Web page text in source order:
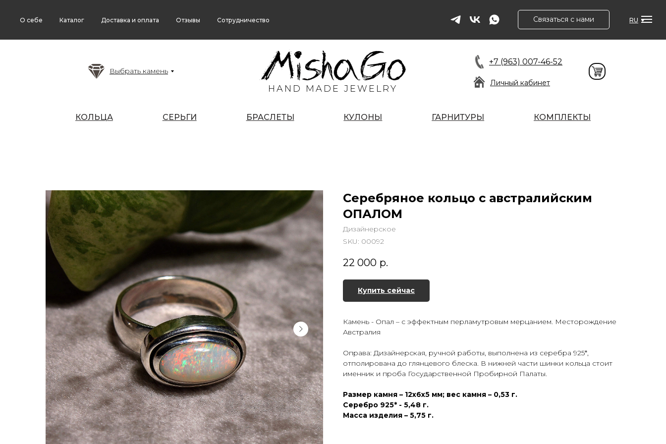
О себе Каталог Доставка и оплата Отзывы Сотрудничество Связаться с нами RU
HAND MADE JEWELRY
+7 (963) 007-46-52
Выбрать камень
Личный кабинет
КОЛЬЦА СЕРЬГИ БРАСЛЕТЫ КУЛОНЫ ГАРНИТУРЫ КОМПЛЕКТЫ
Серебряное кольцо с австралийским
ОПАЛОМ
Дизайнерское
SKU: 00092
22 000 р.
Купить сейчас
Камень - Опал – с эффектным перламутровым мерцанием. Месторождение
Австралия
Оправа: Дизайнерская, ручной работы, выполнена из серебра 925*,
отполирована до глянцевого блеска. В нижней части шинки кольца стоит
именник и проба Государственной Пробирной Палаты.
Размер камня – 12х6х5 мм; вес камня – 0,53 г.
Серебро 925* - 5,48 г.
Масса изделия – 5,75 г.